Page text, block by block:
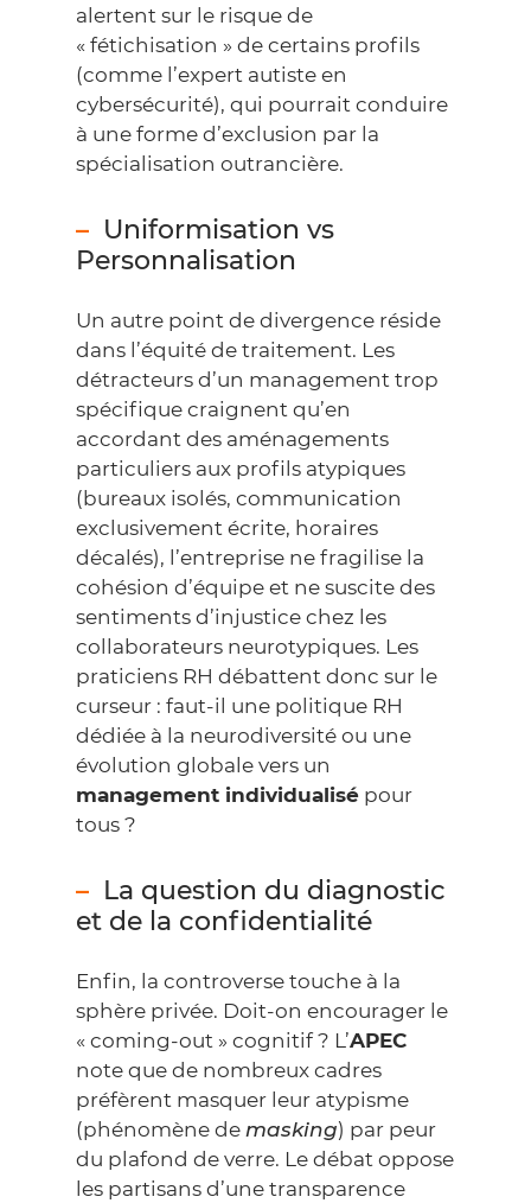
alertent sur le risque de
« fétichisation » de certains profils
(comme l’expert autiste en
cybersécurité), qui pourrait conduire
à une forme d’exclusion par la
spécialisation outrancière.
Uniformisation vs
Personnalisation
Un autre point de divergence réside
dans l’équité de traitement. Les
détracteurs d’un management trop
spécifique craignent qu’en
accordant des aménagements
particuliers aux profils atypiques
(bureaux isolés, communication
exclusivement écrite, horaires
décalés), l’entreprise ne fragilise la
cohésion d’équipe et ne suscite des
sentiments d’injustice chez les
collaborateurs neurotypiques. Les
praticiens RH débattent donc sur le
curseur : faut-il une politique RH
dédiée à la neurodiversité ou une
évolution globale vers un
management individualisé pour
tous ?
La question du diagnostic
et de la confidentialité
Enfin, la controverse touche à la
sphère privée. Doit-on encourager le
« coming-out » cognitif ? L’APEC
note que de nombreux cadres
préfèrent masquer leur atypisme
(phénomène de masking) par peur
du plafond de verre. Le débat oppose
les partisans d’une transparence